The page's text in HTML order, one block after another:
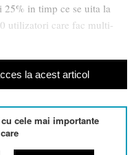
25% in timp ce se uita la
utilizatori care fac multi-
la acest articol
cele mai importante